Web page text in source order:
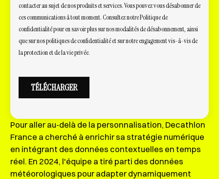
Pour aller au-delà de la personnalisation, Decathlon
France a cherché à enrichir sa stratégie numérique
en intégrant des données contextuelles en temps
réel. En 2024, l'équipe a tiré parti des données
météorologiques pour adapter dynamiquement